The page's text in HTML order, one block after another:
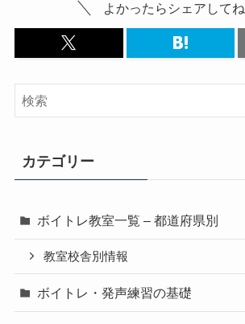
よかったらシェアしてね
カテゴリー
ボイトレ教室一覧 – 都道府県別
教室校舎別情報
ボイトレ・発声練習の基礎